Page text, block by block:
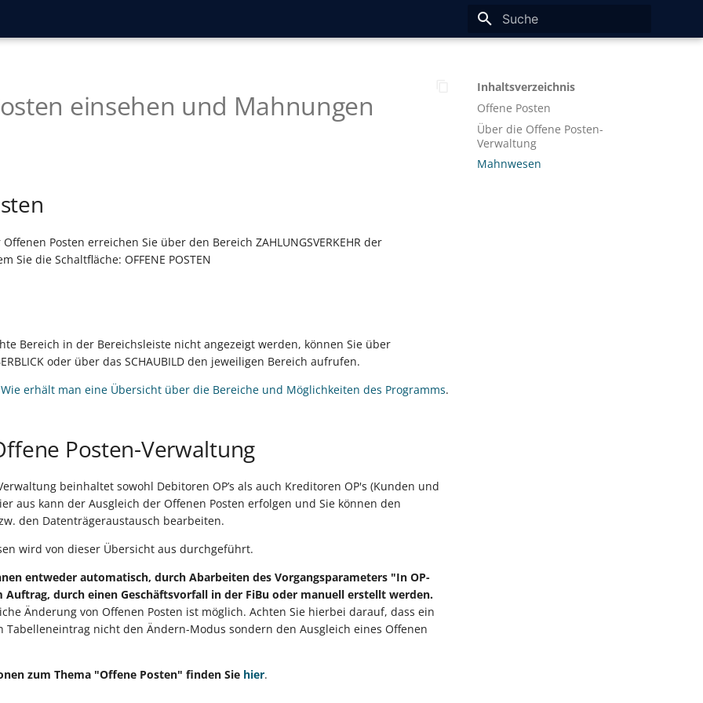
einsehen und Mahnungen
Posten erreichen Sie über den Bereich ZAHLUNGSVERKEHR der
Sie die Schaltfläche: OFFENE POSTEN
Bereich in der Bereichsleiste nicht angezeigt werden, können Sie über
oder über das SCHAUBILD den jeweiligen Bereich aufrufen.
Wie erhält man eine Übersicht über die Bereiche und Möglichkeiten des Programms.
Posten-Verwaltung
beinhaltet sowohl Debitoren OP’s als auch Kreditoren OP's (Kunden und
aus kann der Ausgleich der Offenen Posten erfolgen und Sie können den
den Datenträgeraustausch bearbeiten.
wird von dieser Übersicht aus durchgeführt.
entweder automatisch, durch Abarbeiten des Vorgangsparameters "In OP-
Auftrag, durch einen Geschäftsvorfall in der FiBu oder manuell erstellt werden.
Änderung von Offenen Posten ist möglich. Achten Sie hierbei darauf, dass ein
Tabelleneintrag nicht den Ändern-Modus sondern den Ausgleich eines Offenen
zum Thema "Offene Posten" finden Sie hier.
Inhaltsverzeichnis
Offene Posten
Über die Offene Posten-
Verwaltung
Mahnwesen